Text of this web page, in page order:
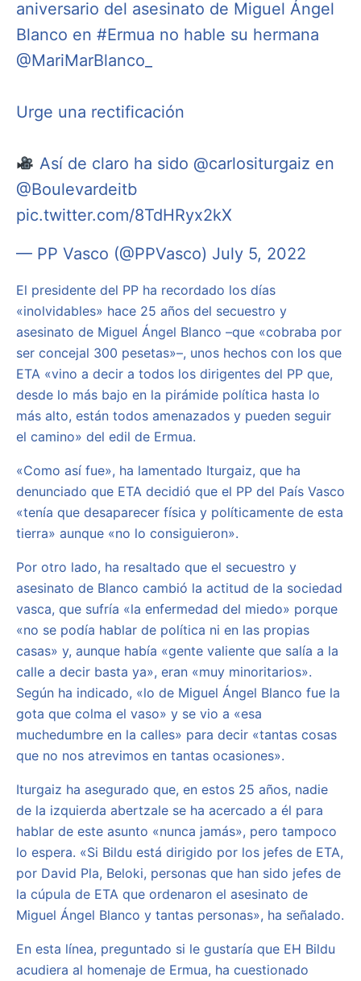
aniversario del asesinato de Miguel Ángel
Blanco en #Ermua no hable su hermana
@MariMarBlanco_
Urge una rectificación
Así de claro ha sido @carlositurgaiz en
@Boulevardeitb
pic.twitter.com/8TdHRyx2kX
— PP Vasco (@PPVasco) July 5, 2022
El presidente del PP ha recordado los días
«inolvidables» hace 25 años del secuestro y
asesinato de Miguel Ángel Blanco –que «cobraba por
ser concejal 300 pesetas»–, unos hechos con los que
ETA «vino a decir a todos los dirigentes del PP que,
desde lo más bajo en la pirámide política hasta lo
más alto, están todos amenazados y pueden seguir
el camino» del edil de Ermua.
«Como así fue», ha lamentado Iturgaiz, que ha
denunciado que ETA decidió que el PP del País Vasco
«tenía que desaparecer física y políticamente de esta
tierra» aunque «no lo consiguieron».
Por otro lado, ha resaltado que el secuestro y
asesinato de Blanco cambió la actitud de la sociedad
vasca, que sufría «la enfermedad del miedo» porque
«no se podía hablar de política ni en las propias
casas» y, aunque había «gente valiente que salía a la
calle a decir basta ya», eran «muy minoritarios».
Según ha indicado, «lo de Miguel Ángel Blanco fue la
gota que colma el vaso» y se vio a «esa
muchedumbre en la calles» para decir «tantas cosas
que no nos atrevimos en tantas ocasiones».
Iturgaiz ha asegurado que, en estos 25 años, nadie
de la izquierda abertzale se ha acercado a él para
hablar de este asunto «nunca jamás», pero tampoco
lo espera. «Si Bildu está dirigido por los jefes de ETA,
por David Pla, Beloki, personas que han sido jefes de
la cúpula de ETA que ordenaron el asesinato de
Miguel Ángel Blanco y tantas personas», ha señalado.
En esta línea, preguntado si le gustaría que EH Bildu
acudiera al homenaje de Ermua, ha cuestionado